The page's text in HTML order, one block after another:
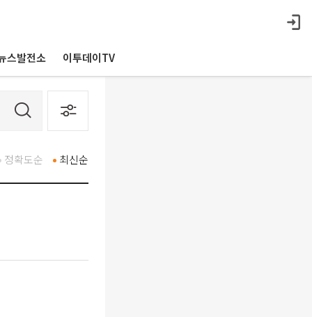
스발전소 이투데이TV
최신순
정확도순